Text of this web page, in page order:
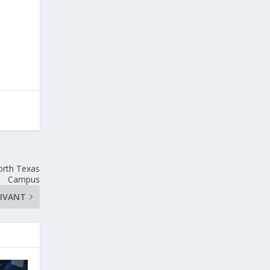
Texas
Campus